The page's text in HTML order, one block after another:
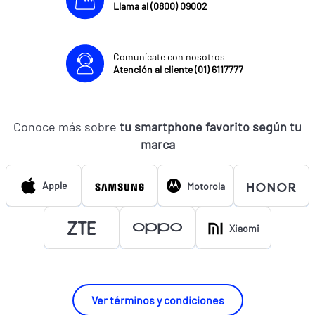
Llama al (0800) 09002
Comunícate con nosotros
Atención al cliente (01) 6117777
Conoce más sobre tu smartphone favorito según tu
marca
Apple Motorola
Xiaomi
Ver términos y condiciones